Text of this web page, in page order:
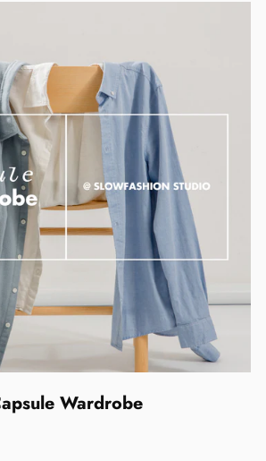
Wardrobe